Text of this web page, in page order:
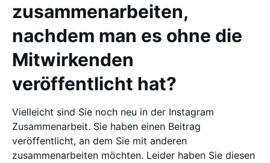
zusammenarbeiten,
nachdem man es ohne die
Mitwirkenden
veröffentlicht hat?
Vielleicht sind Sie noch neu in der Instagram
Zusammenarbeit. Sie haben einen Beitrag
veröffentlicht, an dem Sie mit anderen
zusammenarbeiten möchten. Leider haben Sie diesen